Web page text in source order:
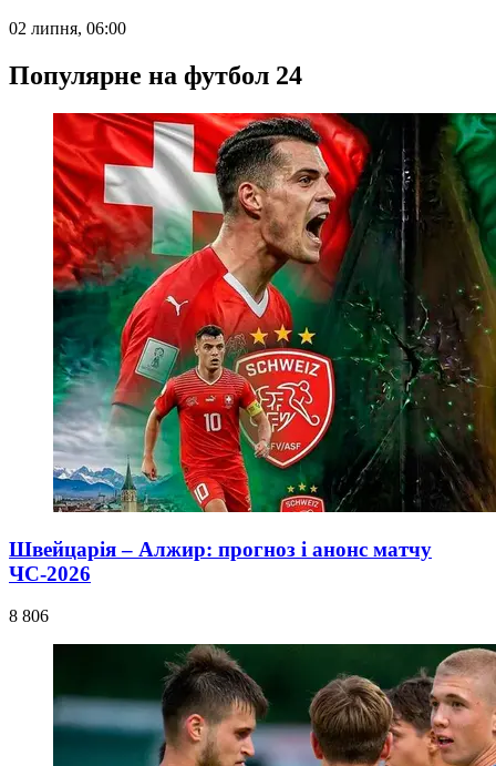
02 липня, 06:00
Популярне на футбол 24
Швейцарія – Алжир: прогноз і анонс матчу
ЧС-2026
8 806